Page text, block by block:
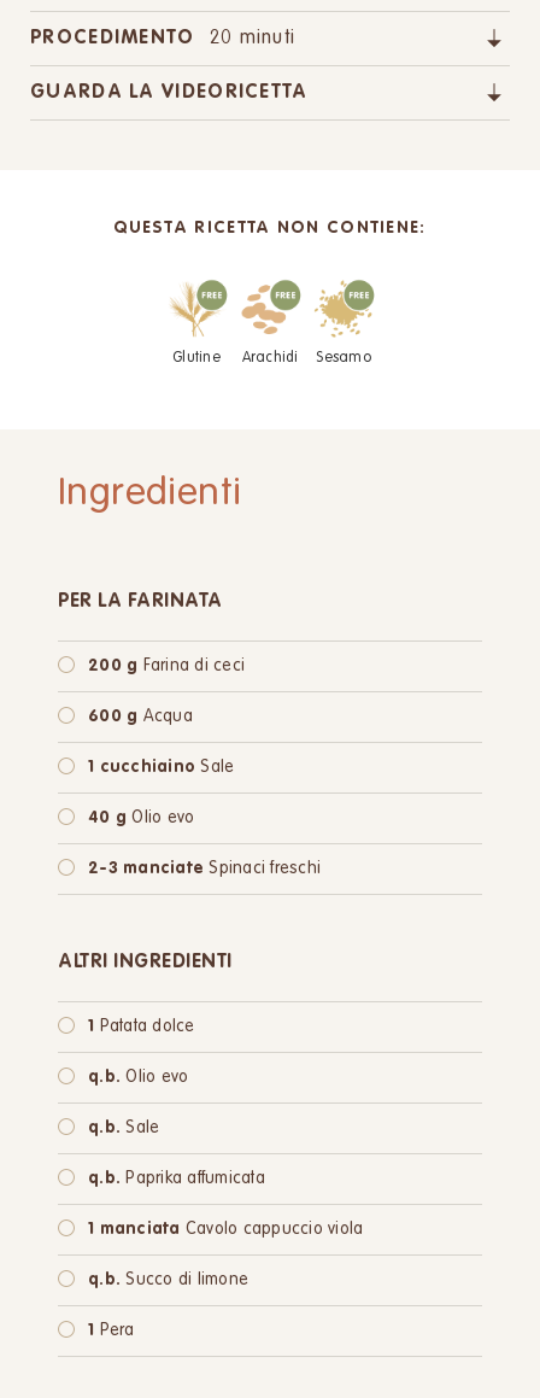
PROCEDIMENTO 20 minuti
GUARDA LA VIDEORICETTA
QUESTA RICETTA NON CONTIENE:
Glutine Arachidi Sesamo
Ingredienti
PER LA FARINATA
200 g Farina di ceci
600 g Acqua
1 cucchiaino Sale
40 g Olio evo
2-3 manciate Spinaci freschi
ALTRI INGREDIENTI
1 Patata dolce
q.b. Olio evo
q.b. Sale
q.b. Paprika affumicata
1 manciata Cavolo cappuccio viola
q.b. Succo di limone
1 Pera